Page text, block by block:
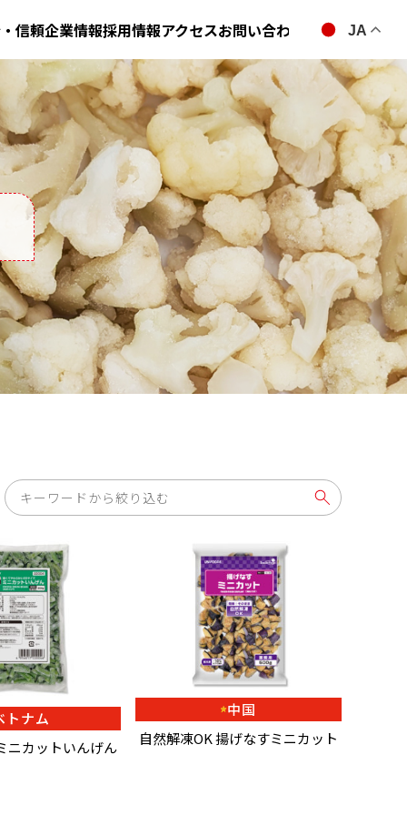
信頼企業情報採用情報アクセスお問い合わせ
トナム
ニカットいんげん
中国
自然解凍OK 揚げなすミニカット
JA